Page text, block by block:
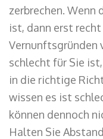
zerbrechen. Wenn
ist, dann erst
Vernunftsgründen
schlecht für Sie
in die richtige
wissen es ist
können dennoch
Halten Sie